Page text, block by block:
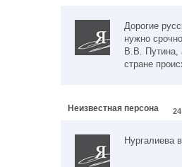
Дорогие
нужно
В.В. Путина,
стране
Неизвестная персона
Нургалиева